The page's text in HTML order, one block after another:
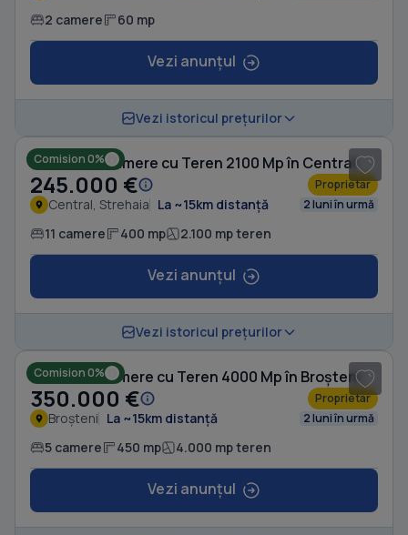
2 camere 60 mp
Vezi anunțul
Vezi istoricul prețurilor
Comision 0%
Casă cu 11 camere cu Teren 2100 Mp în Central
245.000 € Proprietar
Central, Strehaia La ~15km distanță 2 luni în urmă
11 camere 400 mp 2.100 mp teren
Vezi anunțul
Vezi istoricul prețurilor
Comision 0%
Casă cu 5 camere cu Teren 4000 Mp în Broșteni
350.000 € Proprietar
Broșteni La ~15km distanță 2 luni în urmă
5 camere 450 mp 4.000 mp teren
Vezi anunțul